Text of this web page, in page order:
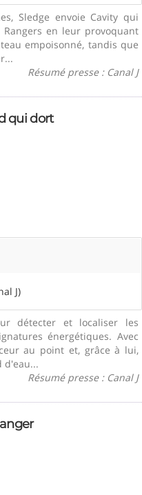
Sledge envoie Cavity qui
en leur provoquant
empoisonné, tandis que
Résumé presse : Canal J
qui dort
J)
détecter et localiser les
énergétiques. Avec
au point et, grâce à lui,
d'eau...
Résumé presse : Canal J